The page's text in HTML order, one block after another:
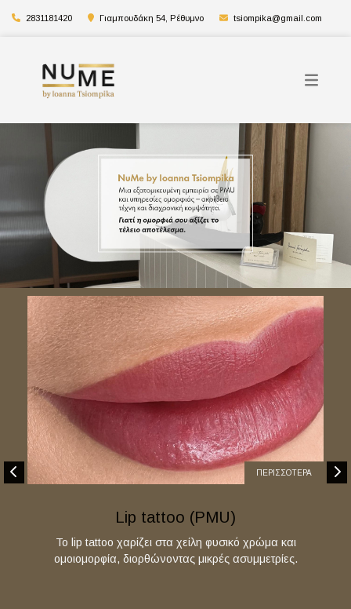
2831181420 Γιαμπουδάκη 54, Ρέθυμνο tsiompika@gmail.com
ΠΕΡΙΣΣΟΤΕΡΑ
Lip tattoo (PMU)
Το lip tattoo χαρίζει στα χείλη φυσικό χρώμα και
ομοιομορφία, διορθώνοντας μικρές ασυμμετρίες.